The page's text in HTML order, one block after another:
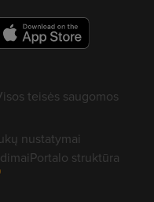
teisės saugomos
nustatymai
Portalo struktūra